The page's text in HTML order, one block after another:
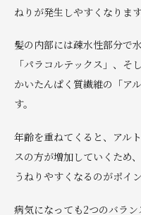
ねりが発生しやすくなります
髪の内部には疎水性部分で
「パラコルテックス」、そ
かいたんぱく質繊維の「ア
す。
年齢を重ねてくると、アル
スの方が増加していくため
うねりやすくなるのがポイン
病気になっても2つのバラ